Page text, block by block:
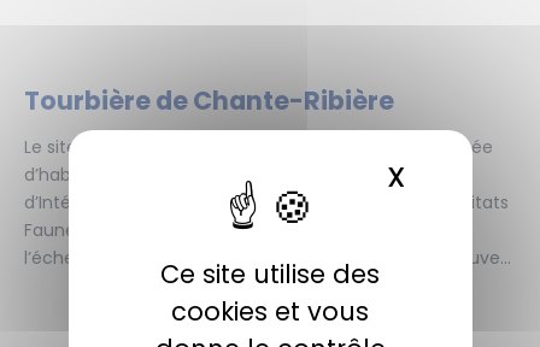
Ce site utilise des
cookies et vous
X
Tourbière de Chante-Ribière
Le site de la tourbière de Chante-Ribière est constituée
d’habitats tourbeux, dont certains classés Habitats
d’Intérêt Communautaire au titre de la Directive Habitats
Faune Flore, définissant les habitats en régression à
l’échelle européenne. L’ensemble fait 7ha et on y trouve...